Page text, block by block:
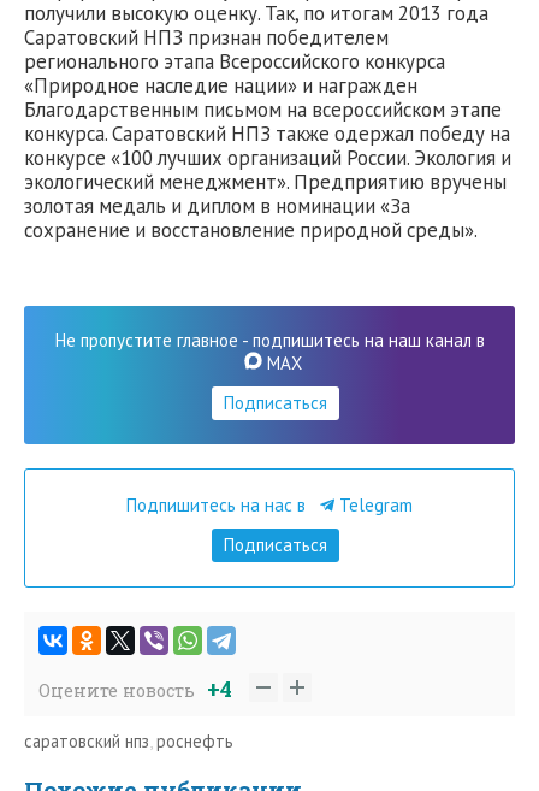
получили высокую оценку. Так, по итогам 2013 года
Саратовский НПЗ признан победителем
регионального этапа Всероссийского конкурса
«Природное наследие нации» и награжден
Благодарственным письмом на всероссийском этапе
конкурса. Саратовский НПЗ также одержал победу на
конкурсе «100 лучших организаций России. Экология и
экологический менеджмент». Предприятию вручены
золотая медаль и диплом в номинации «За
сохранение и восстановление природной среды».
Не пропустите главное - подпишитесь на наш канал в
MAX
Подписаться
Подпишитесь на нас в
Telegram
Подписаться
Оцените новость +4
саратовский нпз роснефть